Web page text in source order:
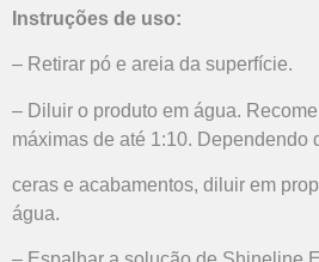
Instruções de uso:
– Retirar pó e areia da superfície.
– Diluir o produto em água.
máximas de até 1:10. Dependendo
ceras e acabamentos, diluir em
água.